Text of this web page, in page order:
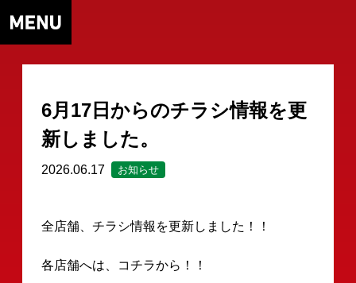
6月17日からのチラシ情報を更
新しました。
2026.06.17 お知らせ
全店舗、チラシ情報を更新しました！！
各店舗へは、コチラから！！